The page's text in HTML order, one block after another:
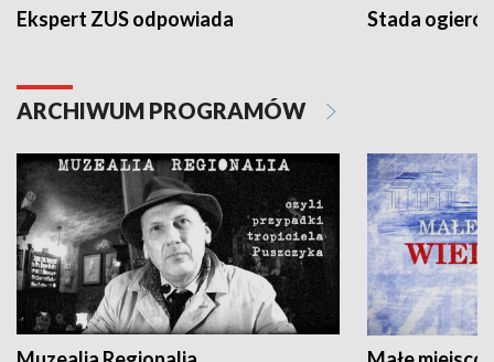
Ekspert ZUS odpowiada Stada
ARCHIWUM PROGRAMÓW